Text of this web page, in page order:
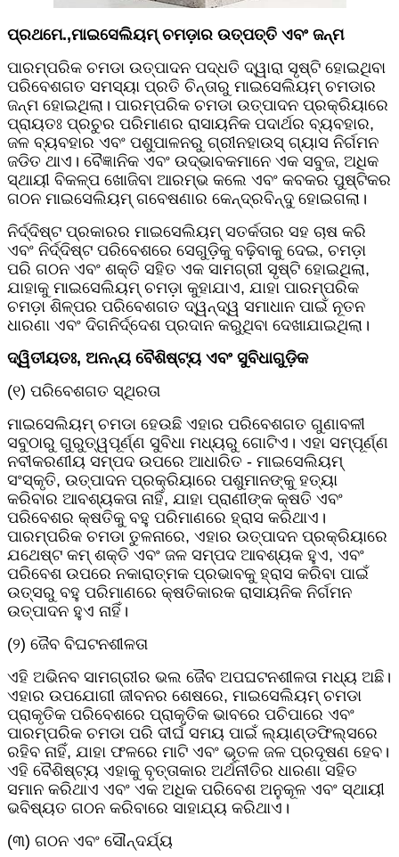
ପ୍ରଥମେ.,ମାଇସେଲିୟମ୍ ଚମଡ଼ାର ଉତ୍ପତ୍ତି ଏବଂ ଜନ୍ମ
ପାରମ୍ପରିକ ଚମଡା ଉତ୍ପାଦନ ପଦ୍ଧତି ଦ୍ୱାରା ସୃଷ୍ଟି ହୋଇଥିବା
ପରିବେଶଗତ ସମସ୍ୟା ପ୍ରତି ଚିନ୍ତାରୁ ମାଇସେଲିୟମ୍ ଚମଡାର
ଜନ୍ମ ହୋଇଥିଲା। ପାରମ୍ପରିକ ଚମଡା ଉତ୍ପାଦନ ପ୍ରକ୍ରିୟାରେ
ପ୍ରାୟତଃ ପ୍ରଚୁର ପରିମାଣର ରାସାୟନିକ ପଦାର୍ଥର ବ୍ୟବହାର,
ଜଳ ବ୍ୟବହାର ଏବଂ ପଶୁପାଳନରୁ ଗ୍ରୀନହାଉସ୍ ଗ୍ୟାସ ନିର୍ଗମନ
ଜଡିତ ଥାଏ। ବୈଜ୍ଞାନିକ ଏବଂ ଉଦ୍ଭାବକମାନେ ଏକ ସବୁଜ, ଅଧିକ
ସ୍ଥାୟୀ ବିକଳ୍ପ ଖୋଜିବା ଆରମ୍ଭ କଲେ ଏବଂ କବକର ପୁଷ୍ଟିକର
ଗଠନ ମାଇସେଲିୟମ୍ ଗବେଷଣାର କେନ୍ଦ୍ରବିନ୍ଦୁ ହୋଇଗଲା।
ନିର୍ଦ୍ଦିଷ୍ଟ ପ୍ରକାରର ମାଇସେଲିୟମ୍ ସତର୍କତାର ସହ ଚାଷ କରି
ଏବଂ ନିର୍ଦ୍ଦିଷ୍ଟ ପରିବେଶରେ ସେଗୁଡ଼ିକୁ ବଢ଼ିବାକୁ ଦେଇ, ଚମଡ଼ା
ପରି ଗଠନ ଏବଂ ଶକ୍ତି ସହିତ ଏକ ସାମଗ୍ରୀ ସୃଷ୍ଟି ହୋଇଥିଲା,
ଯାହାକୁ ମାଇସେଲିୟମ୍ ଚମଡ଼ା କୁହାଯାଏ, ଯାହା ପାରମ୍ପରିକ
ଚମଡ଼ା ଶିଳ୍ପର ପରିବେଶଗତ ଦ୍ୱନ୍ଦ୍ୱ ସମାଧାନ ପାଇଁ ନୂତନ
ଧାରଣା ଏବଂ ଦିଗନିର୍ଦ୍ଦେଶ ପ୍ରଦାନ କରୁଥିବା ଦେଖାଯାଇଥିଲା।
ଦ୍ୱିତୀୟତଃ, ଅନନ୍ୟ ବୈଶିଷ୍ଟ୍ୟ ଏବଂ ସୁବିଧାଗୁଡ଼ିକ
(୧) ପରିବେଶଗତ ସ୍ଥିରତା
ମାଇସେଲିୟମ୍ ଚମଡା ହେଉଛି ଏହାର ପରିବେଶଗତ ଗୁଣାବଳୀ
ସବୁଠାରୁ ଗୁରୁତ୍ୱପୂର୍ଣ୍ଣ ସୁବିଧା ମଧ୍ୟରୁ ଗୋଟିଏ। ଏହା ସମ୍ପୂର୍ଣ୍ଣ
ନବୀକରଣୀୟ ସମ୍ପଦ ଉପରେ ଆଧାରିତ - ମାଇସେଲିୟମ୍
ସଂସ୍କୃତି, ଉତ୍ପାଦନ ପ୍ରକ୍ରିୟାରେ ପଶୁମାନଙ୍କୁ ହତ୍ୟା
କରିବାର ଆବଶ୍ୟକତା ନାହିଁ, ଯାହା ପ୍ରାଣୀଙ୍କ କ୍ଷତି ଏବଂ
ପରିବେଶର କ୍ଷତିକୁ ବହୁ ପରିମାଣରେ ହ୍ରାସ କରିଥାଏ।
ପାରମ୍ପରିକ ଚମଡା ତୁଳନାରେ, ଏହାର ଉତ୍ପାଦନ ପ୍ରକ୍ରିୟାରେ
ଯଥେଷ୍ଟ କମ୍ ଶକ୍ତି ଏବଂ ଜଳ ସମ୍ପଦ ଆବଶ୍ୟକ ହୁଏ, ଏବଂ
ପରିବେଶ ଉପରେ ନକାରାତ୍ମକ ପ୍ରଭାବକୁ ହ୍ରାସ କରିବା ପାଇଁ
ଉତ୍ସରୁ ବହୁ ପରିମାଣରେ କ୍ଷତିକାରକ ରାସାୟନିକ ନିର୍ଗମନ
ଉତ୍ପାଦନ ହୁଏ ନାହିଁ।
(୨) ଜୈବ ବିଘଟନଶୀଳତା
ଏହି ଅଭିନବ ସାମଗ୍ରୀର ଭଲ ଜୈବ ଅପଘଟନଶୀଳତା ମଧ୍ୟ ଅଛି।
ଏହାର ଉପଯୋଗୀ ଜୀବନର ଶେଷରେ, ମାଇସେଲିୟମ୍ ଚମଡା
ପ୍ରାକୃତିକ ପରିବେଶରେ ପ୍ରାକୃତିକ ଭାବରେ ପଚିପାରେ ଏବଂ
ପାରମ୍ପରିକ ଚମଡା ପରି ଦୀର୍ଘ ସମୟ ପାଇଁ ଲ୍ୟାଣ୍ଡଫିଲ୍ସରେ
ରହିବ ନାହିଁ, ଯାହା ଫଳରେ ମାଟି ଏବଂ ଭୂତଳ ଜଳ ପ୍ରଦୂଷଣ ହେବ।
ଏହି ବୈଶିଷ୍ଟ୍ୟ ଏହାକୁ ବୃତ୍ତାକାର ଅର୍ଥନୀତିର ଧାରଣା ସହିତ
ସମାନ କରିଥାଏ ଏବଂ ଏକ ଅଧିକ ପରିବେଶ ଅନୁକୂଳ ଏବଂ ସ୍ଥାୟୀ
ଭବିଷ୍ୟତ ଗଠନ କରିବାରେ ସାହାଯ୍ୟ କରିଥାଏ।
(୩) ଗଠନ ଏବଂ ସୌନ୍ଦର୍ଯ୍ୟ